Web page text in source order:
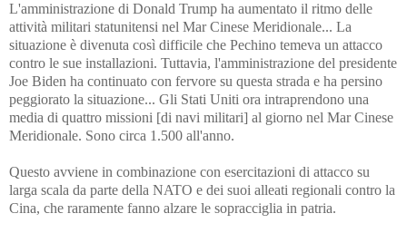
L'amministrazione di Donald Trump ha aumentato il ritmo delle
attività militari statunitensi nel Mar Cinese Meridionale... La
situazione è divenuta così difficile che Pechino temeva un attacco
contro le sue installazioni. Tuttavia, l'amministrazione del presidente
Joe Biden ha continuato con fervore su questa strada e ha persino
peggiorato la situazione... Gli Stati Uniti ora intraprendono una
media di quattro missioni [di navi militari] al giorno nel Mar Cinese
Meridionale. Sono circa 1.500 all'anno.
Questo avviene in combinazione con esercitazioni di attacco su
larga scala da parte della NATO e dei suoi alleati regionali contro la
Cina, che raramente fanno alzare le sopracciglia in patria.